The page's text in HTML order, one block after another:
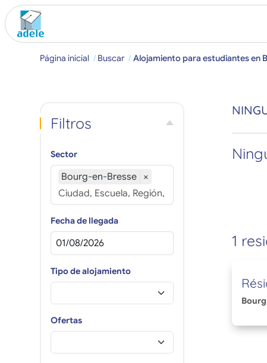
Página inicial Buscar Alojamiento para estudiantes en
1
Filtros
Sector
Bourg-en-Bresse ×
Fecha de llegada
Tipo de alojamiento
Ofertas